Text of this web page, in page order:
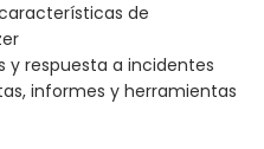
de
y respuesta a incidentes
informes y herramientas